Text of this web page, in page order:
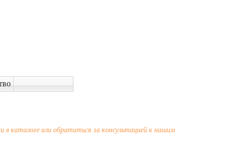
каталоге или обратиться за консультацией к нашим